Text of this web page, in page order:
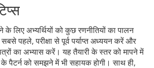
के लिए अभ्यर्थियों को कुछ रणनीतियों का पालन
सबसे पहले, परीक्षा से पूर्व पर्याप्त अध्ययन करें और
का अभ्यास करें। यह तैयारी के स्तर को मापने में
के पैटर्न को समझने में भी सहायक होगी। साथ ही,